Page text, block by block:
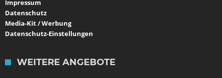
Impressum
Datenschutz
Media-Kit / Werbung
Datenschutz-Einstellungen
WEITERE ANGEBOTE